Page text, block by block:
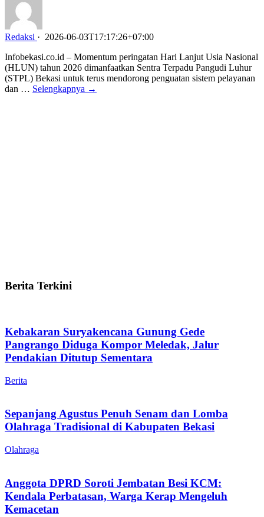
Redaksi · 2026-06-03T17:17:26+07:00
Infobekasi.co.id – Momentum peringatan Hari Lanjut Usia Nasional
(HLUN) tahun 2026 dimanfaatkan Sentra Terpadu Pangudi Luhur
(STPL) Bekasi untuk terus mendorong penguatan sistem pelayanan
dan … Selengkapnya →
Berita Terkini
Kebakaran Suryakencana Gunung Gede
Pangrango Diduga Kompor Meledak, Jalur
Pendakian Ditutup Sementara
Berita
Sepanjang Agustus Penuh Senam dan Lomba
Olahraga Tradisional di Kabupaten Bekasi
Olahraga
Anggota DPRD Soroti Jembatan Besi KCM:
Kendala Perbatasan, Warga Kerap Mengeluh
Kemacetan